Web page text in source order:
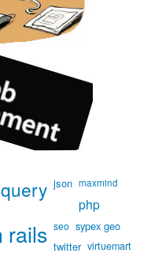
json maxmind
php
rails seo sypex geo
twitter virtuemart